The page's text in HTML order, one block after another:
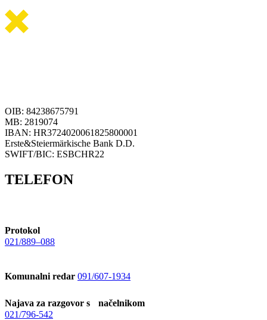
OIB: 84238675791
MB: 2819074
IBAN: HR3724020061825800001
Erste&Steiermärkische Bank D.D.
SWIFT/BIC: ESBCHR22
TELEFON
Protokol
021/889–088
Komunalni redar 091/607-1934
Najava za razgovor s načelnikom
021/796-542